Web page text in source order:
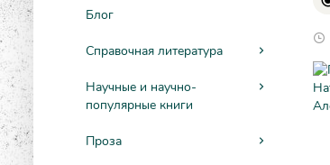
Блог
Справочная литература
Научные и научно-
популярные книги
Проза